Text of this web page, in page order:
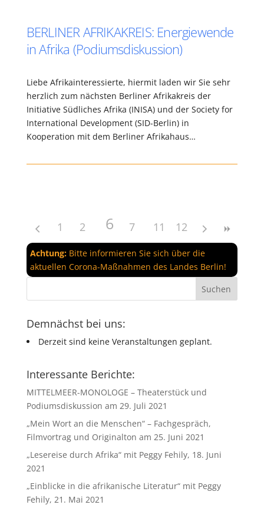
BERLINER AFRIKAKREIS: Energiewende
in Afrika (Podiumsdiskussion)
Liebe Afrikainteressierte, hiermit laden wir Sie sehr
herzlich zum nächsten Berliner Afrikakreis der
Initiative Südliches Afrika (INISA) und der Society for
International Development (SID-Berlin) in
Kooperation mit dem Berliner Afrikahaus…
1 2 3 4
6 7 8 9 10
11 12
Achtung:Bitte informieren Sie sich über die
aktuellen Corona-Maßnahmen des Landes Berlin!
Demnächst bei uns:
Derzeit sind keine Veranstaltungen geplant.
Interessante Berichte:
MITTELMEER-MONOLOGE – Theaterstück und
Podiumsdiskussion am 29. Juli 2021
„Mein Wort an die Menschen“ – Fachgespräch,
Filmvortrag und Originalton am 25. Juni 2021
„Lesereise durch Afrika“ mit Peggy Fehily, 18. Juni
2021
„Einblicke in die afrikanische Literatur“ mit Peggy
Fehily, 21. Mai 2021